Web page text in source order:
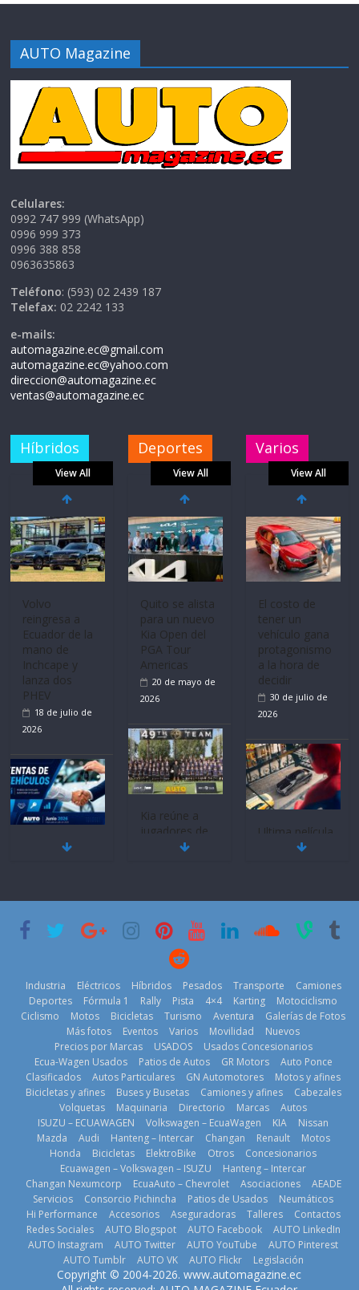
AUTO Magazine
Celulares:
0992 747 999 (WhatsApp)
0996 999 373
0996 388 858
0963635863
Teléfono: (593) 02 2439 187
Telefax: 02 2242 133
e-mails:
automagazine.ec@gmail.com
automagazine.ec@yahoo.com
direccion@automagazine.ec
ventas@automagazine.ec
Híbridos
View All
Volvo
reingresa a
Ecuador de la
mano de
Inchcape y
lanza dos
PHEV
18 de julio de
2026
Mercado
historia
11 de julio de
BMW, Toyota,
Bosch y
prueban flota
que usa
gasolina 100%
renovable
25 de julio de
2026
Deportes
View All
Quito se alista
para un nuevo
Kia Open del
PGA Tour
Americas
20 de mayo de
2026
Kia reúne a
jugadores de
fútbol de todo
2026
La Vuelta al
Ecuador 2026,
edición 47ª,
recorre 7
provincias en 8
días
1 de agosto de
2026
La FEDAK
recibe 12
Varios
View All
El costo de
tener un
vehículo gana
protagonismo
a la hora de
decidir
30 de julio de
2026
Ultima película
‘Spider‑Man:
29 de julio de
¿Qué puede
pasar con tu
vehículo si
permanece
varios días sin
usar?
3 de agosto de
2026
La FEDAK
Industria Eléctricos Híbridos Pesados Transporte
Camiones
Deportes
Fórmula 1 Rally Pista 4×4 Karting
Motociclismo
Ciclismo
Motos Bicicletas Turismo Aventura
Galerías de Fotos
Más fotos
Eventos Varios Movilidad
Nuevos
Precios por Marcas
USADOS
Usados Concesionarios
Ecua-Wagen Usados
Patios de Autos GR Motors
Auto Ponce
Clasificados
Autos Particulares GN Automotores
Motos y afines
Bicicletas y afines
Buses y Busetas Camiones y afines
Cabezales
Volquetas
Maquinaria Directorio Marcas
Autos
ISUZU – ECUAWAGEN
Volkswagen – EcuaWagen KIA
Nissan
Mazda
Audi Hanteng – Intercar Changan Renault
Motos
Honda
Bicicletas ElektroBike Otros
Concesionarios
Ecuawagen – Volkswagen – ISUZU
Hanteng – Intercar
Changan Nexumcorp
EcuaAuto – Chevrolet Asociaciones
AEADE
Servicios
Consorcio Pichincha Patios de Usados
Neumáticos
Hi Performance
Accesorios Aseguradoras Talleres
Contactos
Redes Sociales
AUTO Blogspot AUTO Facebook
AUTO LinkedIn
AUTO Instagram
AUTO Twitter AUTO YouTube
AUTO Pinterest
AUTO Tumblr
AUTO VK AUTO Flickr Legislación
Copyright © 2004-2026. www.automagazine.ec